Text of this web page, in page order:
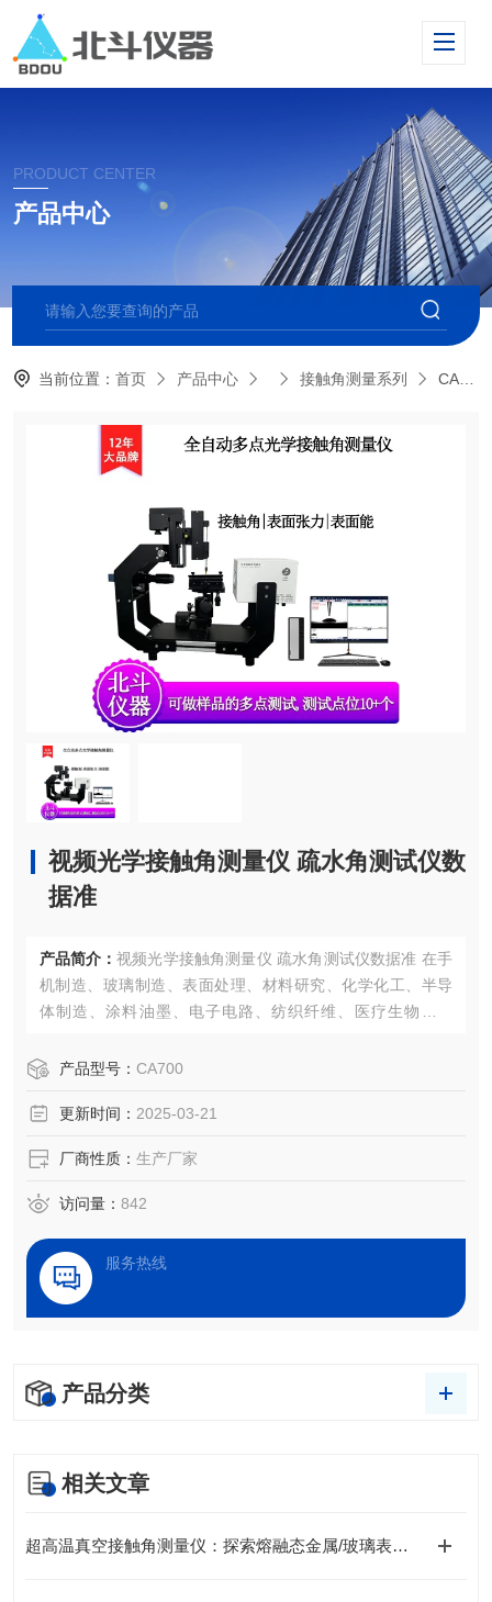
PRODUCT CENTER
产品中心
当前位置：首页 产品中心 接触角测量系列 CA700视频光学接触角测量仪 疏水角测试仪数据准
视频光学接触角测量仪 疏水角测试仪数
据准
产品简介： 视频光学接触角测量仪 疏水角测试仪数据准 在手
机制造、玻璃制造、表面处理、材料研究、化学化工、半导
体制造、涂料油墨、电子电路、纺织纤维、医疗生物等领
产品型号： CA700
更新时间： 2025-03-21
厂商性质： 生产厂家
访问量： 842
服务热线
产品分类
相关文章
超高温真空接触角测量仪：探索熔融态金属/玻璃表面张力与润湿性